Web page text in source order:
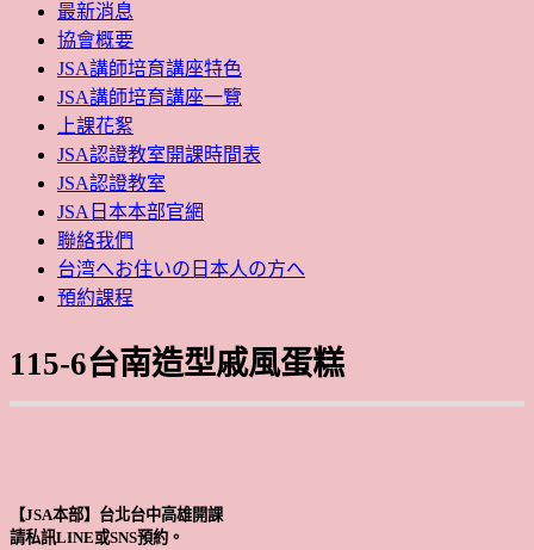
最新消息
協會概要
JSA講師培育講座特色
JSA講師培育講座一覽
上課花絮
JSA認證教室開課時間表
JSA認證教室
JSA日本本部官網
聯絡我們
台湾へお住いの日本人の方へ
預約課程
115-6台南造型戚風蛋糕
【JSA本部】台北台中高雄開課
請私訊LINE或SNS預約。